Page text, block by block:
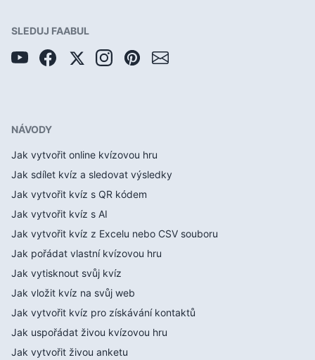
SLEDUJ FAABUL
NÁVODY
Jak vytvořit online kvízovou hru
Jak sdílet kvíz a sledovat výsledky
Jak vytvořit kvíz s QR kódem
Jak vytvořit kvíz s AI
Jak vytvořit kvíz z Excelu nebo CSV souboru
Jak pořádat vlastní kvízovou hru
Jak vytisknout svůj kvíz
Jak vložit kvíz na svůj web
Jak vytvořit kvíz pro získávání kontaktů
Jak uspořádat živou kvízovou hru
Jak vytvořit živou anketu